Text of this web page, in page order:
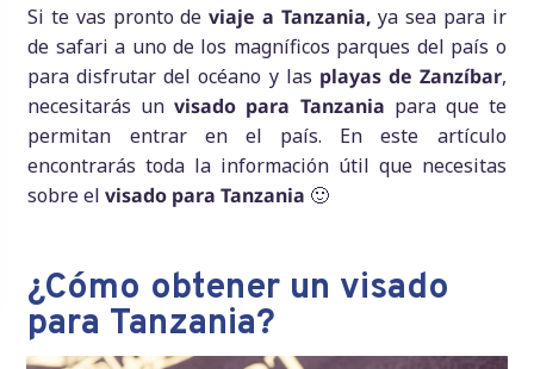
Si te vas pronto deviaje a Tanzania, ya sea para ir
de safari a uno de los magníficos parques del país o
para disfrutar del océano y las playas de Zanzíbar,
necesitarás unvisado para Tanzania para que te
permitan entrar en el país. En este artículo
encontrarás toda la información útil que necesitas
sobre elvisado para Tanzania 🙂
¿Cómo obtener un visado
para Tanzania?